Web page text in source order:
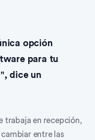
opción
para tu
dice un
trabaja en recepción,
entre las